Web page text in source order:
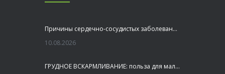
Причины сердечно-сосудистых заболеваний
10.08.2026
ГРУДНОЕ ВСКАРМЛИВАНИЕ: польза для малыша и мамы